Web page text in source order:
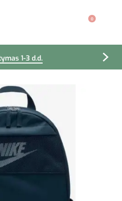
0
1-3 d.d.